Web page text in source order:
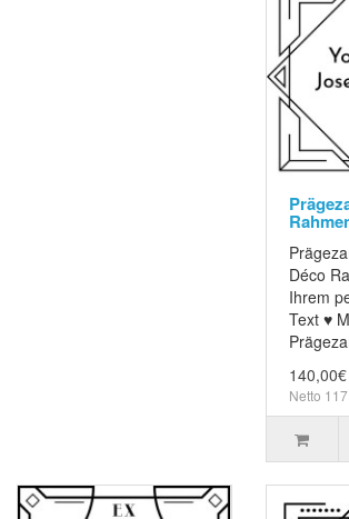
Déco
Ihrem
Text ♥
Netto